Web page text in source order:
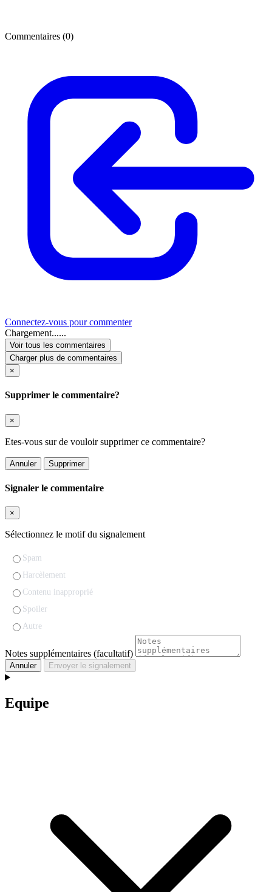
Commentaires (0)
Connectez-vous pour commenter
Chargement......
Voir tous les commentaires
Charger plus de commentaires
×
Supprimer le commentaire?
×
Etes-vous sur de vouloir supprimer ce commentaire?
Annuler Supprimer
Signaler le commentaire
×
Sélectionnez le motif du signalement
Spam
Harcèlement
Contenu inapproprié
Spoiler
Autre
Notes supplémentaires (facultatif)
Annuler Envoyer le signalement
Equipe